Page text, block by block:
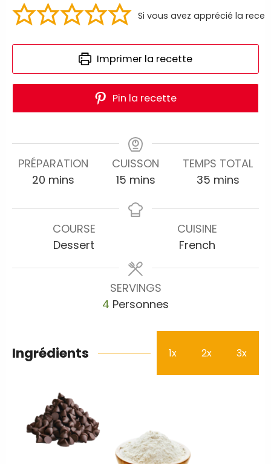
Si vous avez apprécié la
Imprimer la recette
Pin la recette
PRÉPARATION
20 mins
CUISSON
15 mins
TEMPS TOTAL
35 mins
COURSE
Dessert
CUISINE
French
SERVINGS
4 Personnes
Ingrédients 1x 2x 3x